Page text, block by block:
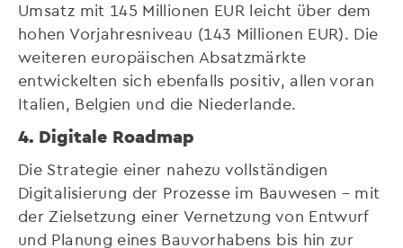
Umsatz mit 145 Millionen EUR leicht über dem
hohen Vorjahresniveau (143 Millionen EUR). Die
weiteren europäischen Absatzmärkte
entwickelten sich ebenfalls positiv, allen voran
Italien, Belgien und die Niederlande.
4. Digitale Roadmap
Die Strategie einer nahezu vollständigen
Digitalisierung der Prozesse im Bauwesen – mit
der Zielsetzung einer Vernetzung von Entwurf
und Planung eines Bauvorhabens bis hin zur